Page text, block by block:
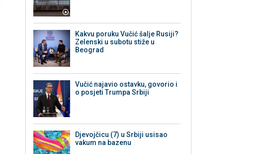
Kakvu poruku Vučić šalje Rusiji?
Zelenski u subotu stiže u
Beograd
Vučić najavio ostavku, govorio i
o posjeti Trumpa Srbiji
Djevojčicu (7) u Srbiji usisao
vakum na bazenu